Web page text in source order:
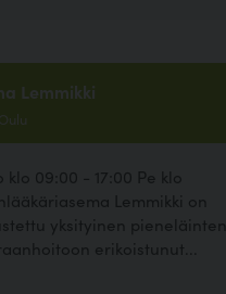
Lemmikki
09:00 - 17:00 Pe klo
Lemmikki on
yksityinen pieneläinten
erikoistunut...